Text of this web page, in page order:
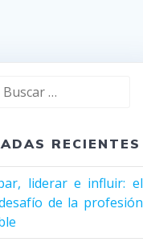
RECIENTES
liderar e influir: el
de la profesión